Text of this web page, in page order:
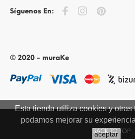
Síguenos En:
© 2020 - muraKe
BACK TO TOP
Esta tienda utiliza cookies y otras
podamos mejorar su
aceptar